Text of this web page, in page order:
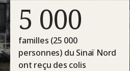
5 000
familles (25 000
personnes) du Sinaï Nord
ont reçu des colis